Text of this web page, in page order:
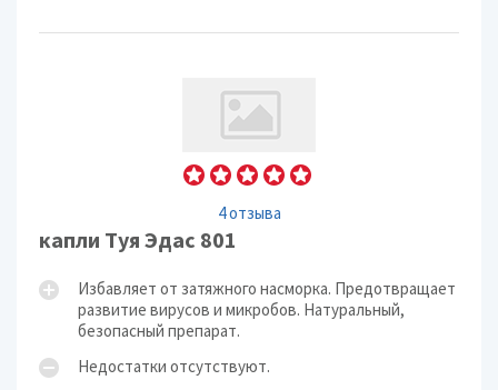
4 отзыва
капли Туя Эдас 801
Избавляет от затяжного насморка. Предотвращает
развитие вирусов и микробов. Натуральный,
безопасный препарат.
Недостатки отсутствуют.